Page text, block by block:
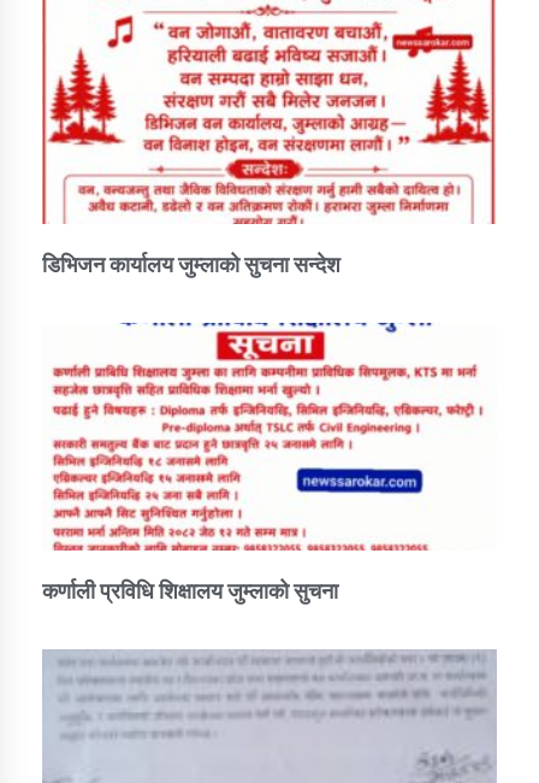
तातोपानी गाउँपालिका जुम्लाको सूचना
डिभिजन कार्यालय जुम्लाको सुचना सन्देश
कर्णाली प्रविधि शिक्षालय जुम्लाको सुचना